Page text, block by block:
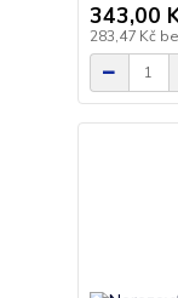
343,00
283,47 Kč